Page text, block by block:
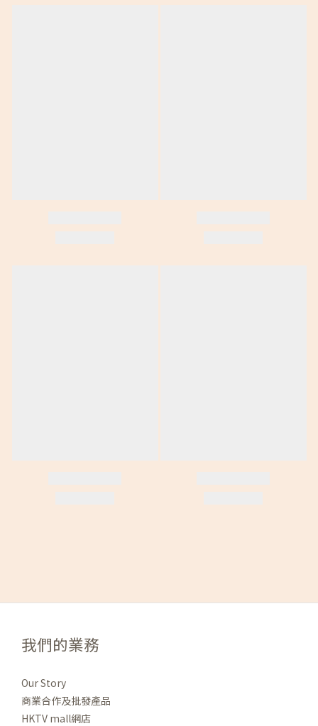
我們的業務
Our Story
商業合作及批發產品
HKTV mall網店